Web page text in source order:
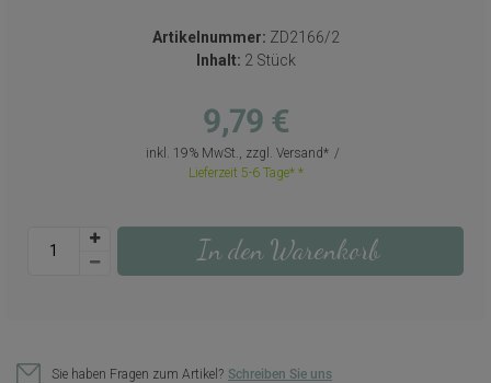
Artikelnummer: ZD2166/2
Inhalt: 2 Stück
9,79 €
inkl. 19% MwSt., zzgl. Versand
Lieferzeit 5-6 Tage*
In den Warenkorb
Sie haben Fragen zum Artikel? Schreiben Sie uns